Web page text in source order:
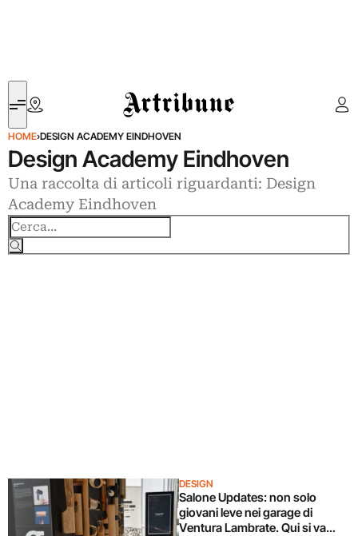
Artribune
HOME›DESIGN ACADEMY EINDHOVEN
Design Academy Eindhoven
Una raccolta di articoli riguardanti: Design
Academy Eindhoven
DESIGN
Salone Updates: non solo
giovani leve nei garage di
Ventura Lambrate. Qui si va